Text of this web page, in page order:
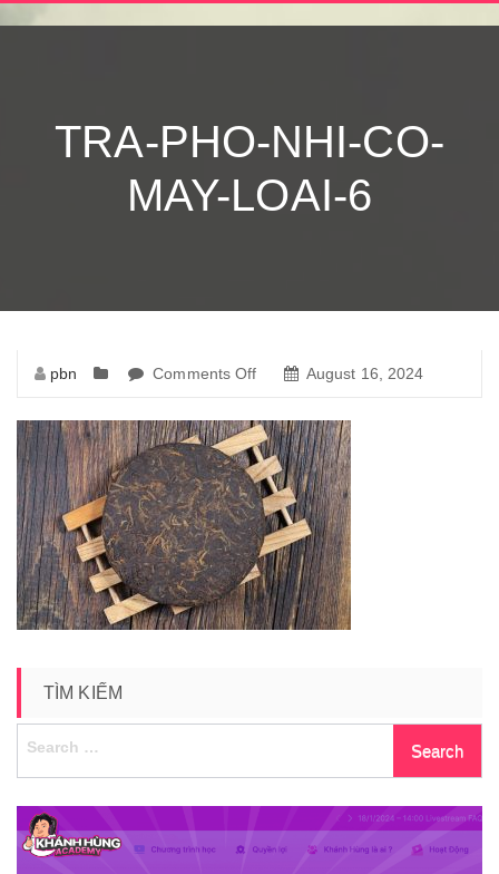
TRA-PHO-NHI-CO-
MAY-LOAI-6
pbn Comments Off
pho-
nhi-
co-
may-
loai-
6
August 16, 2024
TÌM KIẾM
Search